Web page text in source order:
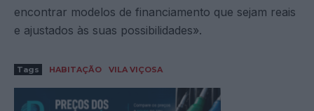
encontrar modelos de financiamento que sejam reais
e ajustados às suas possibilidades».
Tags HABITAÇÃO VILA VIÇOSA